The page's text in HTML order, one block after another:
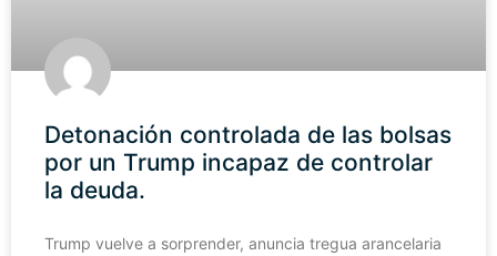
Detonación controlada de las bolsas
por un Trump incapaz de controlar
la deuda.
Trump vuelve a sorprender, anuncia tregua arancelaria